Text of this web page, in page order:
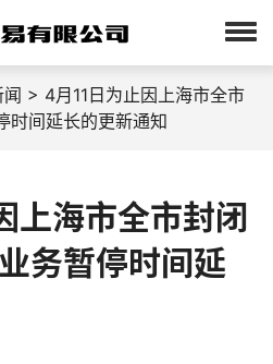
> 4月11日为止因上海市全市
时间延长的更新通知
上海市全市封闭
务暂停时间延